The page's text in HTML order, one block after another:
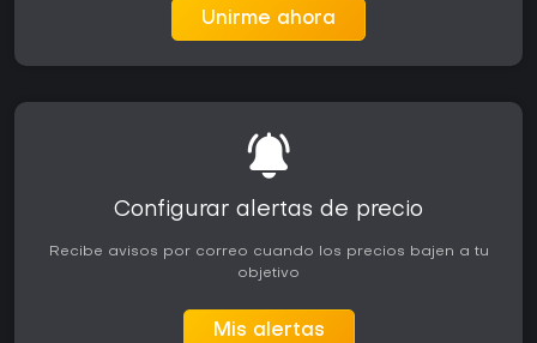
Unirme ahora
Configurar alertas de precio
Recibe avisos por correo cuando los precios bajen a tu
objetivo
Mis alertas